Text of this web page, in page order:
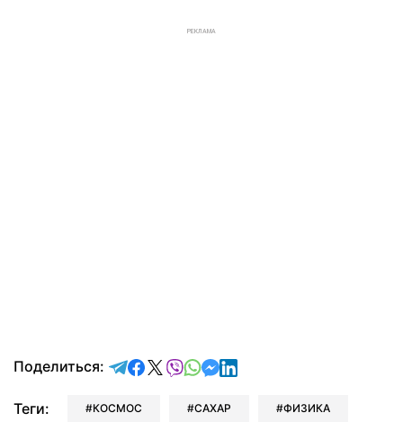
РЕКЛАМА
Поделиться: отправить в Telegram
поделиться в Facebook
поделиться в X
отправить в Viber
отправить в Whatsapp
отправить в Messenger
отправить в LinkedIn
Теги: КОСМОС САХАР ФИЗИКА